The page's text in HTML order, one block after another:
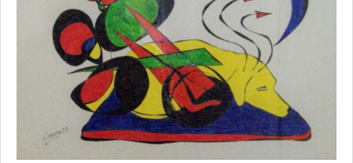
2
0
2
0